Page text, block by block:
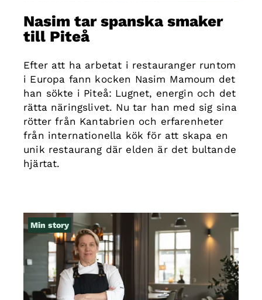
Nasim tar spanska smaker
till Piteå
Efter att ha arbetat i restauranger runtom
i Europa fann kocken Nasim Mamoum det
han sökte i Piteå: Lugnet, energin och det
rätta näringslivet. Nu tar han med sig sina
rötter från Kantabrien och erfarenheter
från internationella kök för att skapa en
unik restaurang där elden är det bultande
hjärtat.
Min story